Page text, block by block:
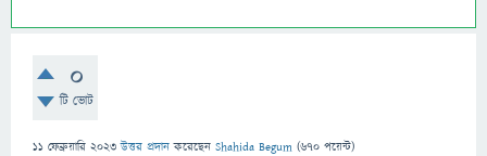
0
টি ভোট
11 ফেব্রুয়ারি 2023 উত্তর প্রদান করেছেন Shahida Begum (670 পয়েন্ট)